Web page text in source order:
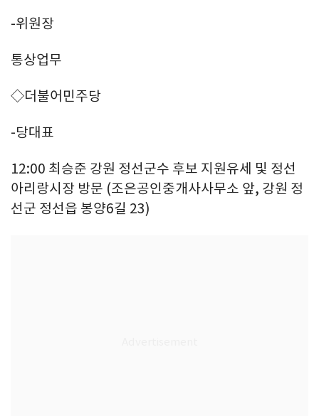
-위원장
통상업무
◇더불어민주당
-당대표
12:00 최승준 강원 정선군수 후보 지원유세 및 정선
아리랑시장 방문 (조은공인중개사사무소 앞, 강원 정
선군 정선읍 봉양6길 23)